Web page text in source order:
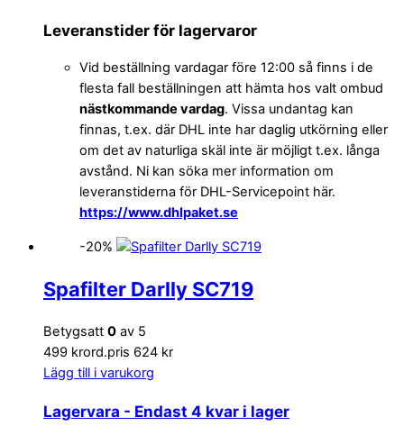
Leveranstider för lagervaror
Vid beställning vardagar före 12:00 så finns i de
flesta fall beställningen att hämta hos valt ombud
nästkommande vardag. Vissa undantag kan
finnas, t.ex. där DHL inte har daglig utkörning eller
om det av naturliga skäl inte är möjligt t.ex. långa
avstånd. Ni kan söka mer information om
leveranstiderna för DHL-Servicepoint här.
https://www.dhlpaket.se
-20%
Spafilter Darlly SC719
Betygsatt 0 av 5
499 krord.pris 624 kr
Lägg till i varukorg
Lagervara - Endast 4 kvar i lager